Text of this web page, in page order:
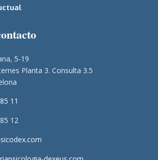
.
5-19
Planta 3. Consulta 3.5
11
12